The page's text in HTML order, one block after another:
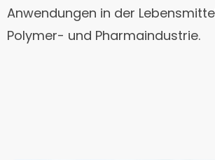
Anwendungen in der
Polymer- und Pharmaindustrie.